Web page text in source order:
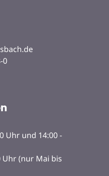
0
Uhr und 14:00 -
(nur Mai bis